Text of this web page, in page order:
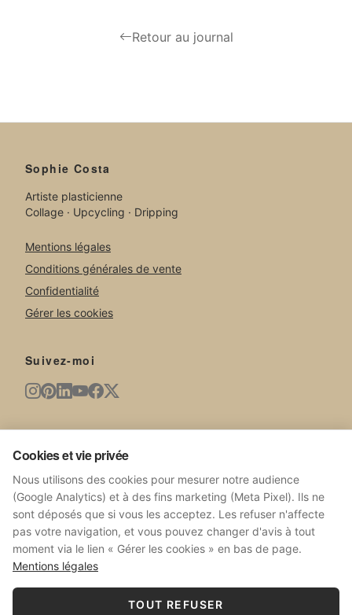
Retour au journal
Sophie Costa
Artiste plasticienne
Collage · Upcycling · Dripping
Mentions légales
Conditions générales de vente
Confidentialité
Gérer les cookies
Suivez-moi
S'ABONNER
Pas de spam. Désabonnez-vous à tout moment.
Cookies et vie privée
Nous utilisons des cookies pour mesurer notre audience
(Google Analytics) et à des fins marketing (Meta Pixel). Ils ne
sont déposés que si vous les acceptez. Les refuser n'affecte
pas votre navigation, et vous pouvez changer d'avis à tout
moment via le lien « Gérer les cookies » en bas de page.
Mentions légales
TOUT REFUSER